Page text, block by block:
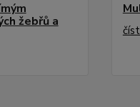
žebřů a